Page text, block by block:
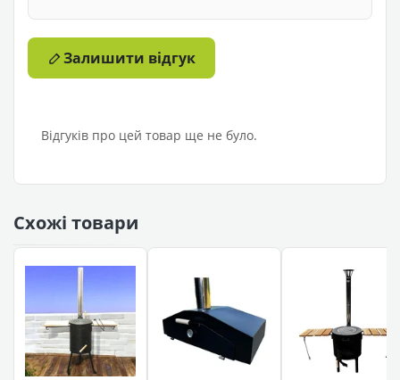
Залишити відгук
Відгуків про цей товар ще не було.
Схожі товари